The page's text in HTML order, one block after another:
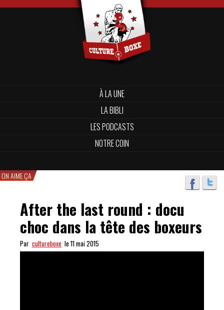
À LA UNE
LA BIBLI
LES PODCASTS
NOTRE COIN
ON AIME ÇA
After the last round : docu
choc dans la tête des boxeurs
Par cultureboxe le 11 mai 2015